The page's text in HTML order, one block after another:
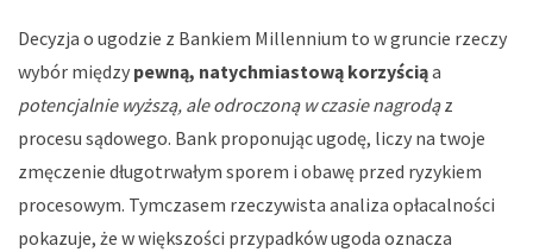
Decyzja o ugodzie z Bankiem Millennium to w gruncie rzeczy
wybór między pewną, natychmiastową korzyściąa
potencjalnie wyższą, ale odroczoną w czasie nagrodąz
procesu sądowego. Bank proponując ugodę, liczy na twoje
zmęczenie długotrwałym sporem i obawę przed ryzykiem
procesowym. Tymczasem rzeczywista analiza opłacalności
pokazuje, że w większości przypadków ugoda oznacza